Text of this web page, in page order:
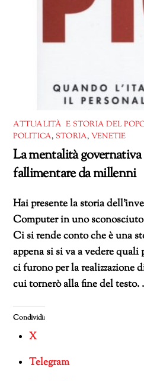
ATTUALITÀ E STORIA DEL
POLITICA, STORIA, VENETIE
La mentalità
fallimentare da millenni
Hai presente la storia
Computer in uno
Ci si rende conto che è una
appena si si va a vedere
ci furono per la realizzazione
cui tornerò alla fine del testo.
Condividi:
X
Telegram